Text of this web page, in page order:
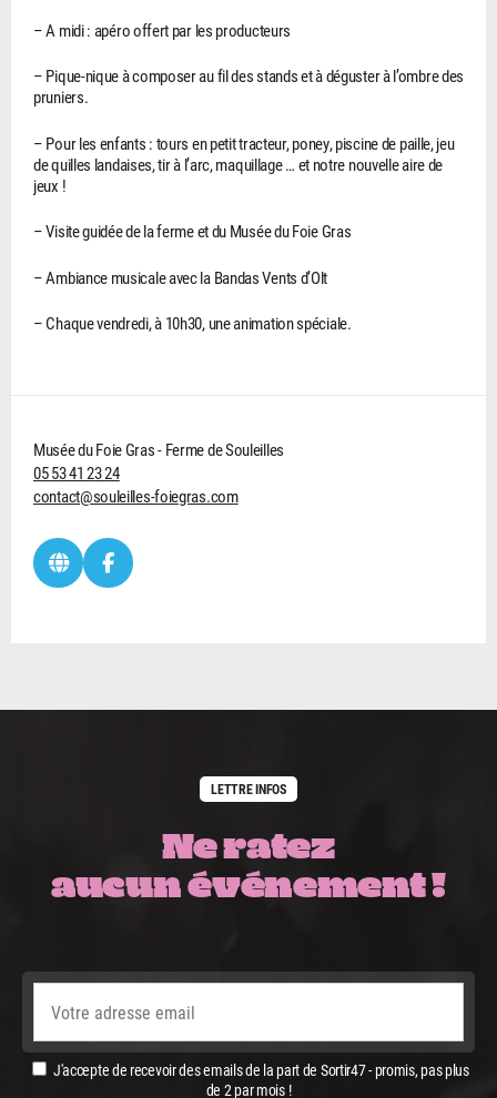
– A midi : apéro offert par les producteurs
– Pique-nique à composer au fil des stands et à déguster à l’ombre des
pruniers.
– Pour les enfants : tours en petit tracteur, poney, piscine de paille, jeu
de quilles landaises, tir à l’arc, maquillage … et notre nouvelle aire de
jeux !
– Visite guidée de la ferme et du Musée du Foie Gras
– Ambiance musicale avec la Bandas Vents d’Olt
– Chaque vendredi, à 10h30, une animation spéciale.
Musée du Foie Gras - Ferme de Souleilles
05 53 41 23 24
contact@souleilles-foiegras.com
LETTRE INFOS
Ne ratez
aucun événement !
J'accepte de recevoir des emails de la part de Sortir47 - promis, pas plus
de 2 par mois !